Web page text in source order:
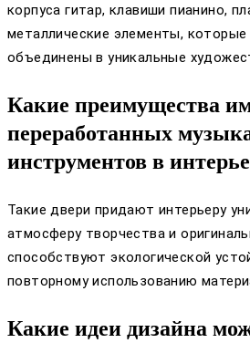
корпуса гитар, клавиши пианино,
металлические элементы,
объединены в уникальные
Какие преимущества
переработанных
инструментов в
Такие двери придают интерьеру
атмосферу творчества и
способствуют экологической
повторному использованию
Какие идеи дизайна